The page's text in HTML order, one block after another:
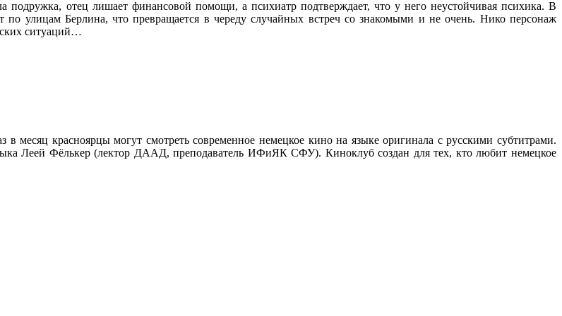
подружка, отец лишает финансовой помощи, а психиатр подтверждает, что у него неустойчивая психика. В
улицам Берлина, что превращается в череду случайных встреч со знакомыми и не очень. Нико персонаж
ситуаций…
красноярцы могут смотреть современное немецкое кино на языке оригинала с русскими субтитрами.
Леей Фёлькер (лектор ДААД, преподаватель ИФиЯК СФУ). Киноклуб создан для тех, кто любит немецкое